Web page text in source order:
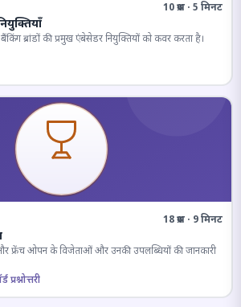
10 प्रश्न · 5 मिनट
ब्रांडों की प्रमुख एंबेसेडर नियुक्तियों को कवर करता है।
18 प्रश्न · 9 मिनट
फ्रेंच ओपन के विजेताओं और उनकी उपलब्धियों की जानकारी